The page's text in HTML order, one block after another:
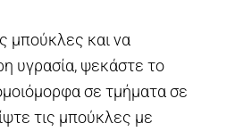
μπούκλες και να
υγρασία, ψεκάστε το
σε τμήματα σε
τις μπούκλες με